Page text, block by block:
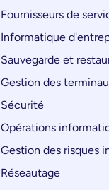
Fournisseurs de
Informatique
Sauvegarde et
Gestion des
Sécurité
Opérations
Gestion des risques
Réseautage